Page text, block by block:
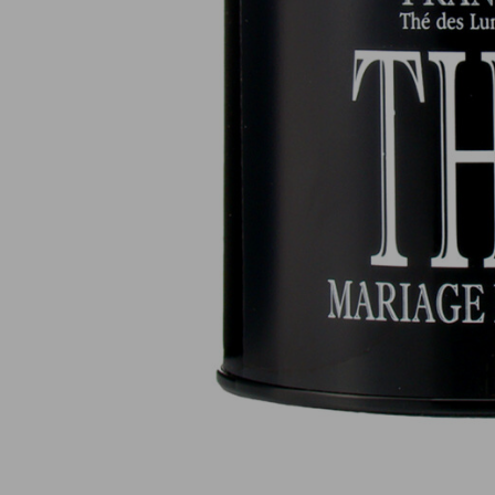
Paiement en ligne 100% sécurisé